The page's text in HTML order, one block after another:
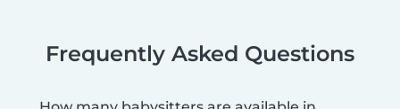
Frequently Asked Questions